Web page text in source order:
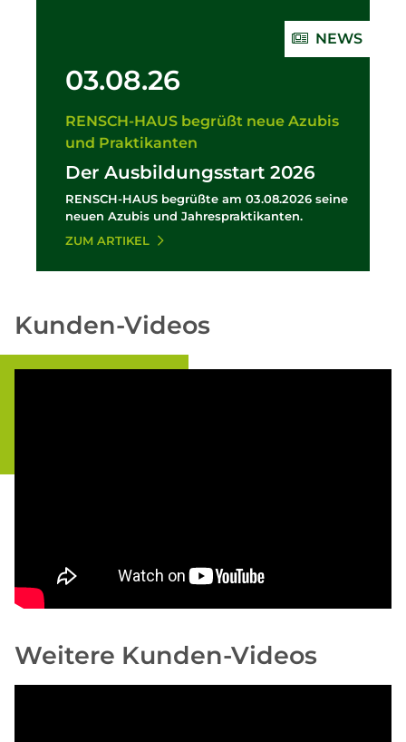
NEWS
03.08.26
RENSCH-HAUS begrüßt neue Azubis
und Praktikanten
Der Ausbildungsstart 2026
RENSCH-HAUS begrüßte am 03.08.2026 seine
neuen Azubis und Jahrespraktikanten.
ZUM ARTIKEL
Kunden-Videos
Weitere Kunden-Videos